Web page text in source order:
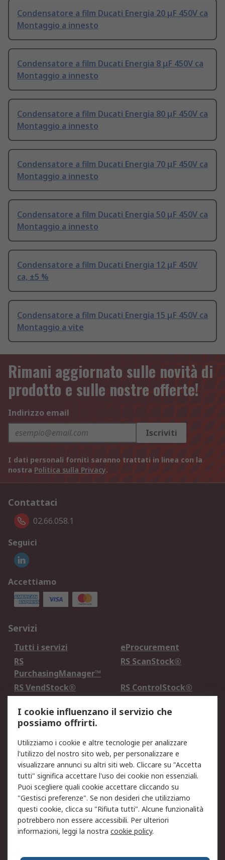
Condensatore a film Ducati Energia 20 μF 450V ca
Montaggio a innesto
Condensatore a film Ducati Energia 8 μF 450V ca
Montaggio a innesto
Condensatore a film Ducati Energia 80 μF 450V ca
Montaggio a innesto
Condensatore a film Ducati Energia 70 μF 450V ca
Montaggio a innesto
Condensatore a film Ducati Energia 50 μF 450V ca
Montaggio a innesto
Condensatore a film Ducati Energia 12 μF 450V
ca, ±5 %
Condensatore a film Ducati Energia 15 μF 450V ca
Montaggio a vite
Rimani aggiornato sulle novità di
prodotto e sulle nostre offerte!
Indirizzo email
Iscriviti
I dati personali forniti saranno trattati in linea con la
nostra Politica sulla Privacy.
Contattaci
02.66.058.1
Seguici
Accettiamo
Servizi
Tutti i servizi
eProcurement
RS
PurchasingManager™
RS ScanStock®
RS VendStock®
RS ControlStock®
Legale
Informativa Cookie
Informativa Privacy -
Aggiornata
Email Security
Termini d'uso
Condizioni di vendita
Condizioni generali di
servizio
Etica e responsabilità
Chi Siamo
Chi Siamo Contattaci
I cookie influenzano il servizio che
possiamo offrirti.
Utilizziamo i cookie e altre tecnologie per analizzare
l'utilizzo del nostro sito web, per personalizzare e
visualizzare annunci su altri siti web. Cliccare su "Accetta
tutti" significa accettare l'uso dei cookie non essenziali.
Puoi scegliere quali cookie accettare cliccando su
"Gestisci preferenze". Se non desideri che utilizziamo
questi cookie, clicca su "Rifiuta tutti". Alcune funzionalità
potrebbero non essere accessibili. Per ulteriori
informazioni, leggi la nostra cookie policy.